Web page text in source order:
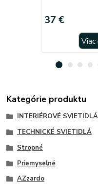
37 €
Kategórie produktu
INTERIÉROVÉ SVIETIDLÁ
TECHNICKÉ SVIETIDLÁ
Stropné
Priemyselné
AZzardo